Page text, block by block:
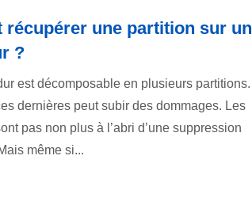
récupérer une partition sur un
?
est décomposable en plusieurs partitions.
dernières peut subir des dommages. Les
pas non plus à l’abri d’une suppression
même si...